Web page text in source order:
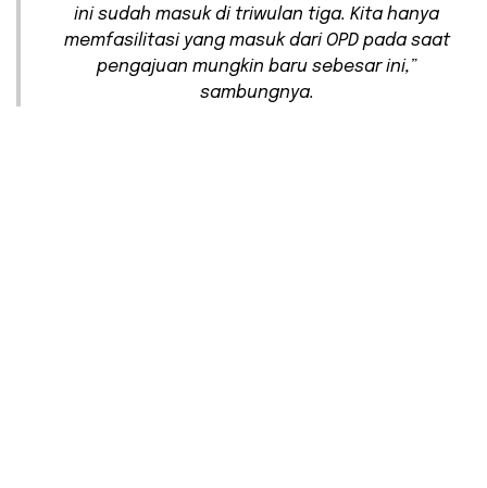
ini sudah masuk di triwulan tiga. Kita hanya
memfasilitasi yang masuk dari OPD pada saat
pengajuan mungkin baru sebesar ini,”
sambungnya.